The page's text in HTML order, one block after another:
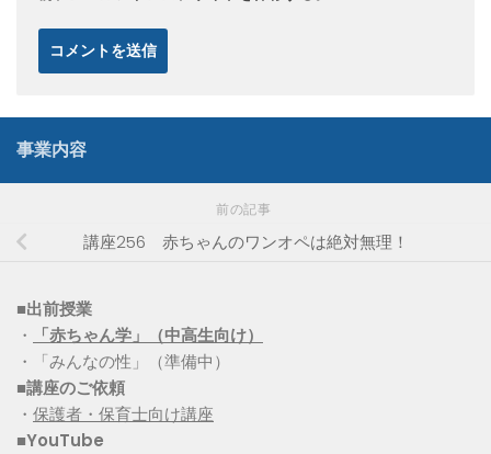
事業内容
前の記事
講座256 赤ちゃんのワンオペは絶対無理！
■出前授業
・
「赤ちゃん学」（中高生向け）
・「みんなの性」（準備中）
■講座のご依頼
・ 保護者・保育士向け講座
■YouTube